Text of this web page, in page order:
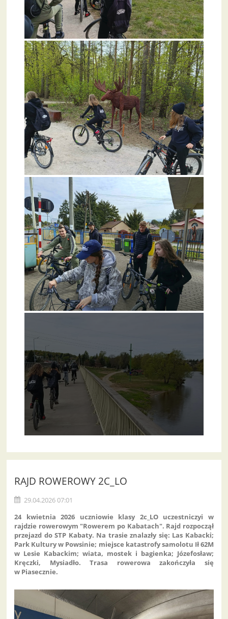
RAJD ROWEROWY 2C_LO
29.04.2026 07:01
24 kwietnia 2026 uczniowie klasy 2c_LO uczestniczyi w
rajdzie rowerowym "Rowerem po Kabatach". Rajd rozpoczął
przejazd do STP Kabaty. Na trasie znalazły się: Las Kabacki;
Park Kultury w Powsinie; miejsce katastrofy samolotu Ił 62M
w Lesie Kabackim; wiata, mostek i bagienka; Józefosław;
Kręczki, Mysiadło. Trasa rowerowa zakończyła się
w Piasecznie.